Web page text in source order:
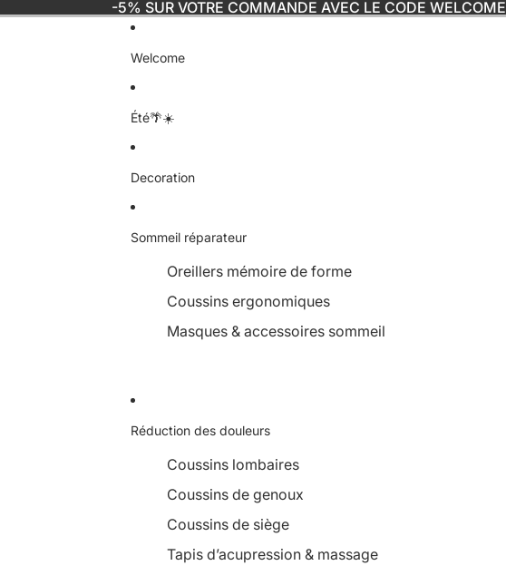
-5% SUR VOTRE COMMANDE AVEC LE CODE WELCOME
Welcome
Été🌴☀️
Decoration
Sommeil réparateur
Oreillers mémoire de forme
Coussins ergonomiques
Masques & accessoires sommeil
Réduction des douleurs
Coussins lombaires
Coussins de genoux
Coussins de siège
Tapis d’acupression & massage